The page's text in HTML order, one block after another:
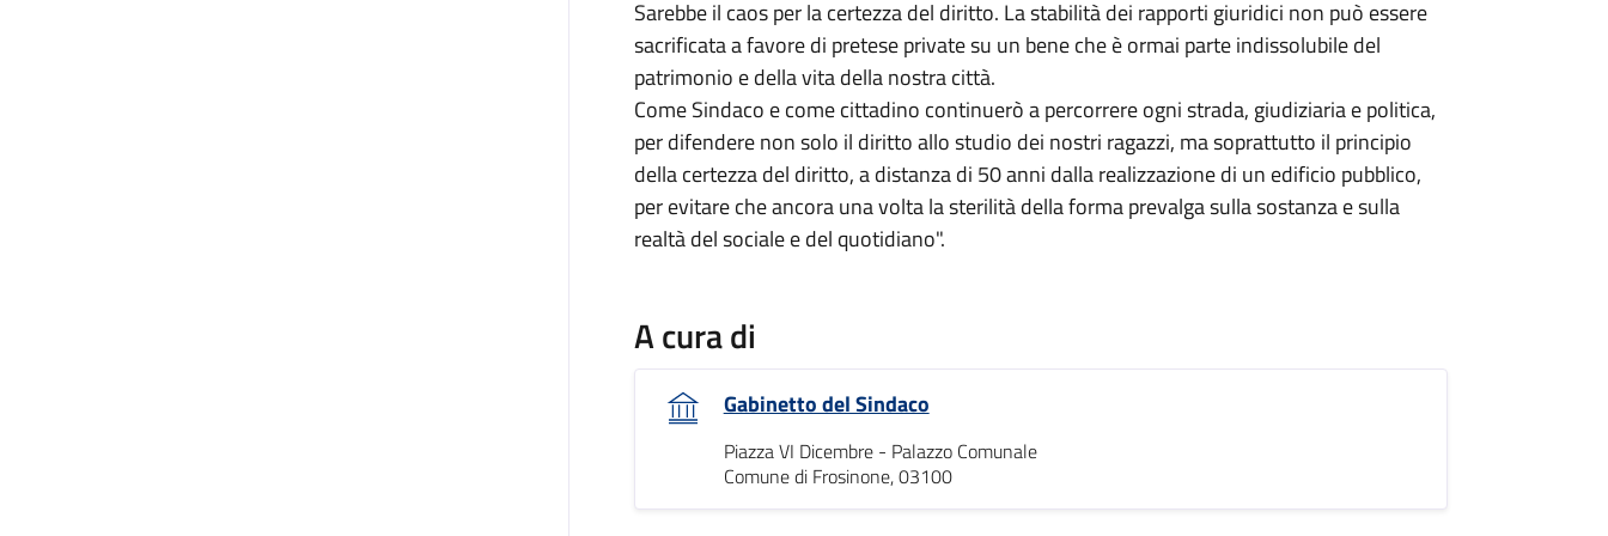
Sarebbe il caos per la certezza del diritto. La stabilità dei rapporti giuridici non può essere
sacrificata a favore di pretese private su un bene che è ormai parte indissolubile del
patrimonio e della vita della nostra città.
Come Sindaco e come cittadino continuerò a percorrere ogni strada, giudiziaria e politica,
per difendere non solo il diritto allo studio dei nostri ragazzi, ma soprattutto il principio
della certezza del diritto, a distanza di 50 anni dalla realizzazione di un edificio pubblico,
per evitare che ancora una volta la sterilità della forma prevalga sulla sostanza e sulla
realtà del sociale e del quotidiano".
A cura di
Gabinetto del Sindaco
Piazza VI Dicembre - Palazzo Comunale
Comune di Frosinone, 03100